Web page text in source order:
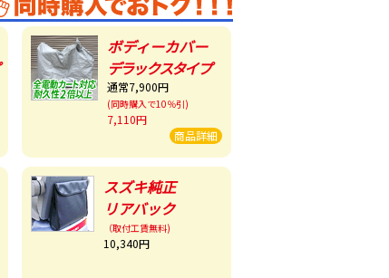
ボディーカバー
デラックスタイプ
通常7,900円
(同時購入で10％引)
7,110円
商品詳細
スズキ純正
リアバック
（取付工賃無料)
10,340円